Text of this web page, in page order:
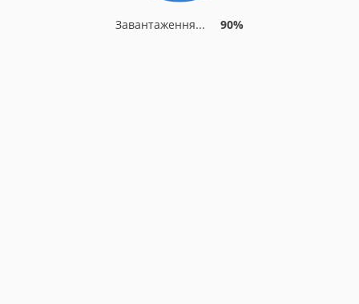
Завантаження... 90%